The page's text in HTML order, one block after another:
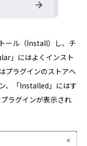
ール（Install）し、チ
」にはよくインスト
プラグインのストアへ
、「Installed」にはす
ラグインが表示され